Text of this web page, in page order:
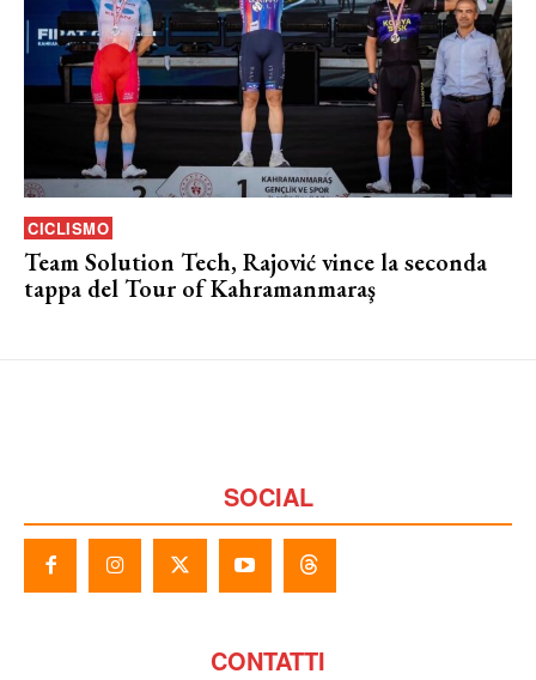
CICLISMO
Team Solution Tech, Rajović vince la seconda
tappa del Tour of Kahramanmaraş
SOCIAL
CONTATTI